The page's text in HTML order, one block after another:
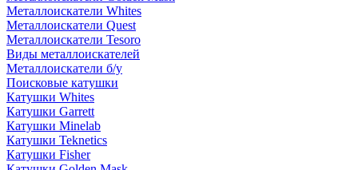
Металлоискатели Whites
Металлоискатели Quest
Металлоискатели Tesoro
Виды металлоискателей
Металлоискатели б/у
Поисковые катушки
Катушки Whites
Катушки Garrett
Катушки Minelab
Катушки Teknetics
Катушки Fisher